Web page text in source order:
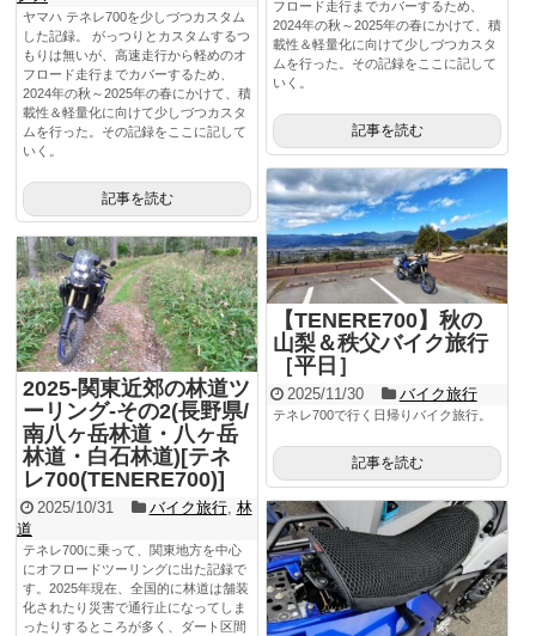
フロード走行までカバーするため、
2024年の秋～2025年の春にかけて、積
載性＆軽量化に向けて少しづつカスタ
ムを行った。その記録をここに記して
いく。
記事を読む
ヤマハ テネレ700を少しづつカスタム
した記録。 がっつりとカスタムするつ
もりは無いが、高速走行から軽めのオ
フロード走行までカバーするため、
2024年の秋～2025年の春にかけて、積
載性＆軽量化に向けて少しづつカスタ
ムを行った。その記録をここに記して
いく。
記事を読む
【TENERE700】秋の
山梨＆秩父バイク旅行
［平日］
2025/11/30 バイク旅行
テネレ700で行く日帰りバイク旅行。
記事を読む
2025-関東近郊の林道ツ
ーリング-その2(長野県/
南八ヶ岳林道・八ヶ岳
林道・白石林道)[テネ
レ700(TENERE700)]
2025/10/31 バイク旅行, 林
道
テネレ700に乗って、関東地方を中心
にオフロードツーリングに出た記録で
す。2025年現在、全国的に林道は舗装
化されたり災害で通行止になってしま
ったりするところが多く、ダート区間